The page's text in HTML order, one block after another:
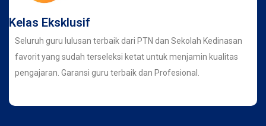
Kelas Eksklusif
Seluruh guru lulusan terbaik dari PTN dan Sekolah Kedinasan
favorit yang sudah terseleksi ketat untuk menjamin kualitas
pengajaran. Garansi guru terbaik dan Profesional.